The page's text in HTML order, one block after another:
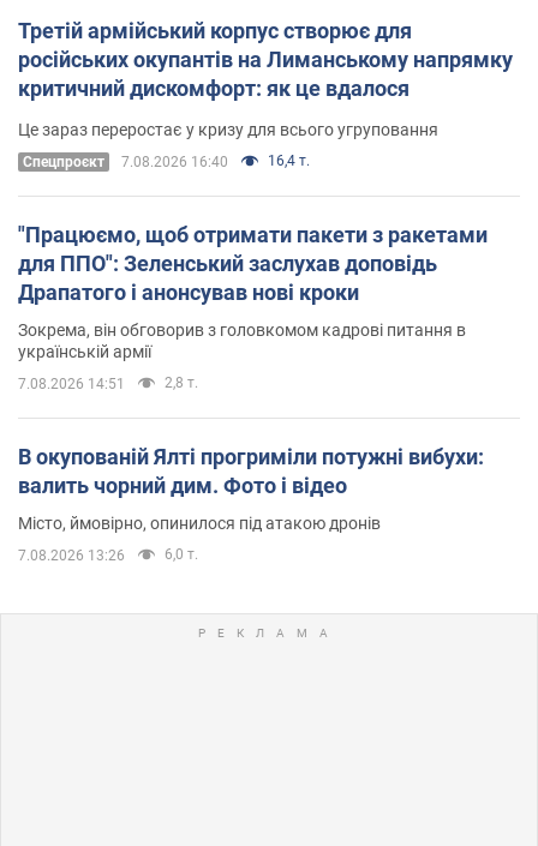
Третій армійський корпус створює для
російських окупантів на Лиманському напрямку
критичний дискомфорт: як це вдалося
Це зараз переростає у кризу для всього угруповання
Cпецпроєкт 7.08.2026 16:40 16,4 т.
"Працюємо, щоб отримати пакети з ракетами
для ППО": Зеленський заслухав доповідь
Драпатого і анонсував нові кроки
Зокрема, він обговорив з головкомом кадрові питання в
українській армії
7.08.2026 14:51 2,8 т.
В окупованій Ялті прогриміли потужні вибухи:
валить чорний дим. Фото і відео
Місто, ймовірно, опинилося під атакою дронів
7.08.2026 13:26 6,0 т.